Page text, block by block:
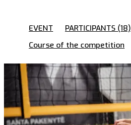
EVENT
PARTICIPANTS (18)
Course of the competition